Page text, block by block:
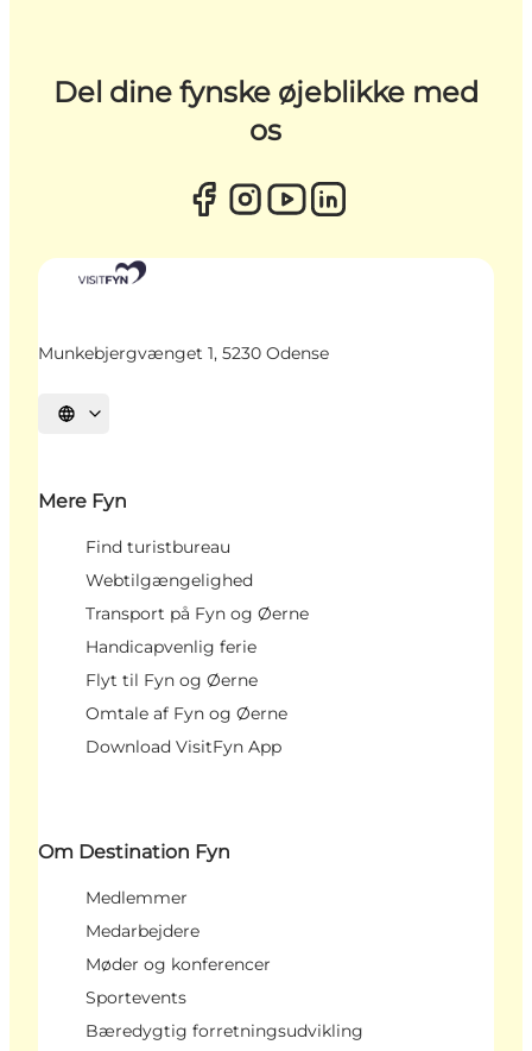
Del dine fynske øjeblikke med
os
Munkebjergvænget 1, 5230 Odense
Vælg sprog
Mere Fyn
Find turistbureau
Webtilgængelighed
Transport på Fyn og Øerne
Handicapvenlig ferie
Flyt til Fyn og Øerne
Omtale af Fyn og Øerne
Download VisitFyn App
Om Destination Fyn
Medlemmer
Medarbejdere
Møder og konferencer
Sportevents
Bæredygtig forretningsudvikling